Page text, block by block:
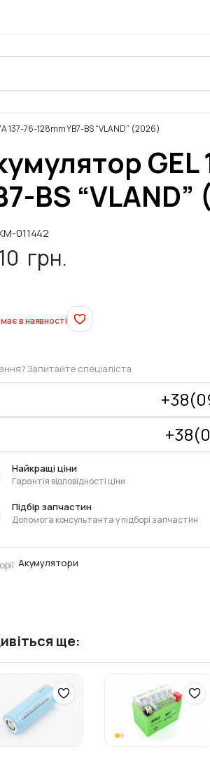
137-76-128mm YB7-BS “VLAND” (2026)
GEL
BS
011442
грн.
в наявності
Запитайте спеціаліста
Найкращі ціни
Гарантія відповідності ціни
Підбір запчастин
Допомога консультанта у підборі запчастин
Акумулятори
ще: